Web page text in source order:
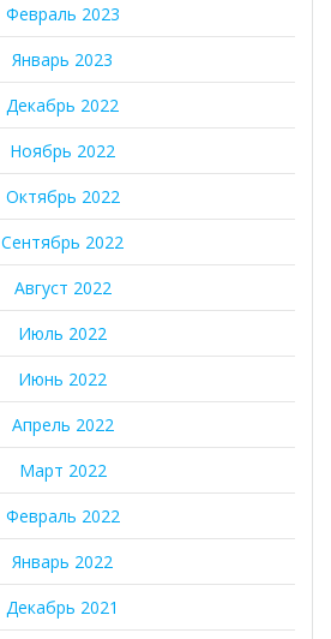
Февраль 2023
Январь 2023
Декабрь 2022
Ноябрь 2022
Октябрь 2022
Сентябрь 2022
Август 2022
Июль 2022
Июнь 2022
Апрель 2022
Март 2022
Февраль 2022
Январь 2022
Декабрь 2021